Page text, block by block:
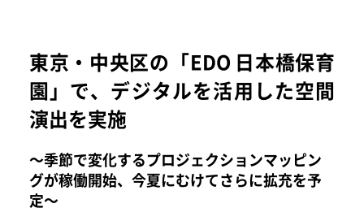
東京・中央区の「EDO 日本橋保育
園」で、デジタルを活用した空間
演出を実施
～季節で変化するプロジェクションマッピン
グが稼働開始、今夏にむけてさらに拡充を予
定～